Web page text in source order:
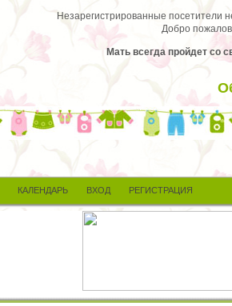
Незарегистрированные посетители
Добро
Мать всегда пройдет со
КАЛЕНДАРЬ ВХОД РЕГИСТРАЦИЯ